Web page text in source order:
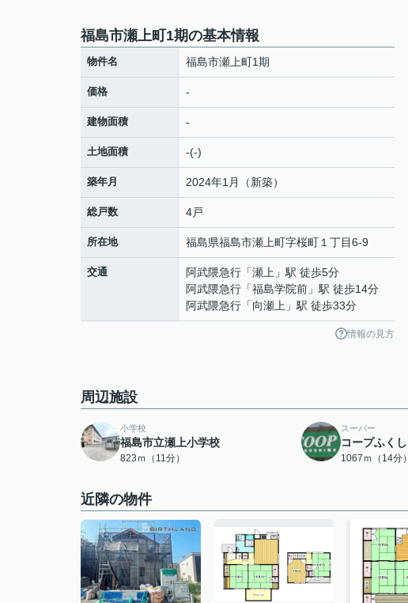
福島市瀬上町1期の基本情報
物件名 福島市瀬上町1期
価格 -
建物面積 -
土地面積 -(-)
築年月 2024年1月（新築）
総戸数 4戸
所在地 福島県福島市瀬上町字桜町１丁目6-9
交通 阿武隈急行 「瀬上 」駅 徒歩5分
阿武隈急行 「福島学院前 」駅 徒歩14分
阿武隈急行 「向瀬上 」駅 徒歩33分
情報の見方
周辺施設
小学校
福島市立瀬上小学校
823ｍ（11分）
スーパー
コープふく
1067ｍ（14分）
近隣の物件